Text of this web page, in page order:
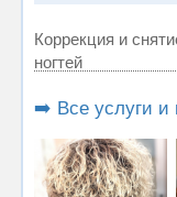
Коррекция и
ногтей
➡️ Все услуги и